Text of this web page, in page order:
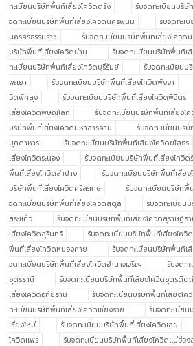
ทะเบียนบริษัทพื้นที่เสี่ยงโควิดตรัง
รับจดทะเบียนบริ
จดทะเบียนบริษัทพื้นที่เสี่ยงโควิดนครพนม
รับจดทะเ
นครศรีธรรมราช
รับจดทะเบียนบริษัทพื้นที่เสี่ยงโควิด
บริษัทพื้นที่เสี่ยงโควิดน่าน
รับจดทะเบียนบริษัทพื้นที่เ
ทะเบียนบริษัทพื้นที่เสี่ยงโควิดบุรีรัมย์
รับจดทะเบียนบ
พะเยา
รับจดทะเบียนบริษัทพื้นที่เสี่ยงโควิดพังงา
วิดพัทลุง
รับจดทะเบียนบริษัทพื้นที่เสี่ยงโควิดพิจิตร
เสี่ยงโควิดพิษณุโลก
รับจดทะเบียนบริษัทพื้นที่เสี่ยงโ
บริษัทพื้นที่เสี่ยงโควิดมหาสารคาม
รับจดทะเบียนบริ
มุกดาหาร
รับจดทะเบียนบริษัทพื้นที่เสี่ยงโควิดยโสธร
เสี่ยงโควิดระนอง
รับจดทะเบียนบริษัทพื้นที่เสี่ยงโควิด
พื้นที่เสี่ยงโควิดลำปาง
รับจดทะเบียนบริษัทพื้นที่เสี่ย
บริษัทพื้นที่เสี่ยงโควิดศรีสะเกษ
รับจดทะเบียนบริษัท
จดทะเบียนบริษัทพื้นที่เสี่ยงโควิดสตูล
รับจดทะเบียน
สระแก้ว
รับจดทะเบียนบริษัทพื้นที่เสี่ยงโควิดสุราษฎ์ธ
เสี่ยงโควิดสุรินทร์
รับจดทะเบียนบริษัทพื้นที่เสี่ยงโควิ
พื้นที่เสี่ยงโควิดหนองคาย
รับจดทะเบียนบริษัทพื้นที่เ
จดทะเบียนบริษัทพื้นที่เสี่ยงโควิดอำนาจเจริญ
รับจดท
อุดรธานี
รับจดทะเบียนบริษัทพื้นที่เสี่ยงโควิดอุตรดิตถ์
เสี่ยงโควิดอุทัยธานี
รับจดทะเบียนบริษัทพื้นที่เสี่ยงโค
ทะเบียนบริษัทพื้นที่เสี่ยงโควิดเชียงราย
รับจดทะเบีย
เชียงใหม่
รับจดทะเบียนบริษัทพื้นที่เสี่ยงโควิดเลย
โควิดแพร่
รับจดทะเบียนบริษัทพื้นที่เสี่ยงโควิดแม่ฮ่อง